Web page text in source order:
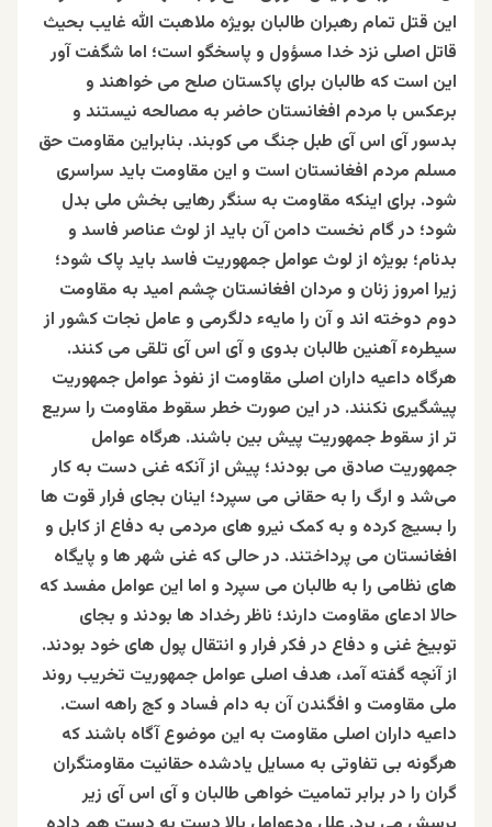
این قتل تمام رهبران طالبان بویژه ملاهبت الله غایب بحیث
قاتل اصلی نزد خدا مسؤول و پاسخگو است؛ اما شگفت آور
این است که طالبان برای پاکستان صلح می خواهند و
برعکس با مردم افغانستان حاضر به مصالحه نیستند و
بدسور آی اس آی طبل جنگ می کوبند. بنابراین مقاومت حق
مسلم مردم افغانستان است و این مقاومت باید سراسری
شود‌. برای اینکه مقاومت به سنگر رهایی بخش ملی بدل
شود؛ در گام نخست دامن آن باید از لوث عناصر فاسد و
بدنام؛ بویژه از لوث عوامل جمهوریت فاسد باید پاک شود؛
زیرا امروز زنان و مردان افغانستان چشم امید به مقاومت
دوم دوخته اند و آن را مایهء دلگرمی و عامل نجات کشور از
سیطرهء آهنین طالبان بدوی و آی اس آی تلقی می کنند.
هرگاه داعیه داران اصلی مقاومت از نفوذ عوامل جمهوریت
پیشگیری نکنند. در این صورت خطر سقوط مقاومت را سریع
تر از سقوط جمهوریت پیش بين باشند. هرگاه عوامل
جمهوریت صادق می بودند؛ پیش از آنکه غنی دست به کار
می‌شد و ارگ را به حقانی می سپرد؛ اینان بجای فرار قوت ها
را بسیج کرده و به کمک نیرو های مردمی به دفاع از کابل و
افغانستان می پرداختند. در حالی که غنی شهر ها و پایگاه
های نظامی را به طالبان می سپرد و اما این عوامل مفسد که
حالا ادعای مقاومت دارند؛ ناظر رخداد ها بودند و بجای
توبیخ غنی و دفاع در فکر فرار و انتقال پول های خود بودند.
از آنچه گفته آمد، هدف اصلی عوامل جمهوریت تخریب روند
ملی مقاومت و افگندن آن به دام فساد و کج راهه است.
داعیه داران اصلی مقاومت به این موضوع آگاه باشند که
هرگونه بی تفاوتی به مسایل یادشده حقانیت مقاومتگران
گران را در برابر تمامیت خواهی طالبان و آی اس آی زیر